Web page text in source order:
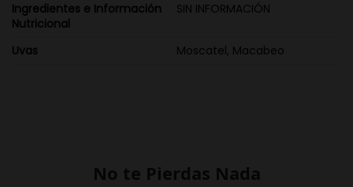
Ingredientes e Información
Nutricional
SIN INFORMACIÓN
Uvas Moscatel, Macabeo
No te Pierdas Nada